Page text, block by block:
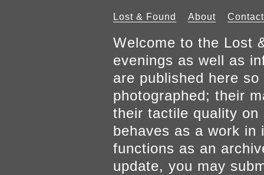
Lost & Found About Contact
Welcome to the Lost
evenings as well as
are published here
photographed; their
their tactile quality
behaves as a work
functions as an
update, you may